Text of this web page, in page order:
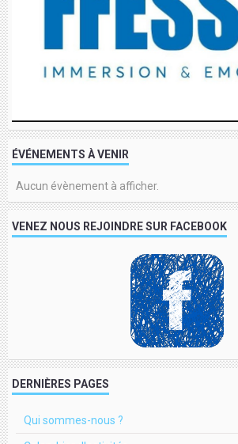
ÉVÉNEMENTS À VENIR
Aucun évènement à afficher.
VENEZ NOUS REJOINDRE SUR FACEBOOK
DERNIÈRES PAGES
Qui sommes-nous ?